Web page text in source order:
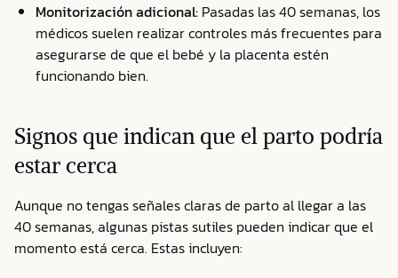
Monitorización adicional: Pasadas las 40 semanas, los
médicos suelen realizar controles más frecuentes para
asegurarse de que el bebé y la placenta estén
funcionando bien.
Signos que indican que el parto podría
estar cerca
Aunque no tengas señales claras de parto al llegar a las
40 semanas, algunas pistas sutiles pueden indicar que el
momento está cerca. Estas incluyen: